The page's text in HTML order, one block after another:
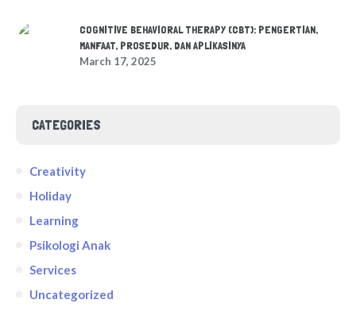
COGNITIVE BEHAVIORAL THERAPY (CBT): PENGERTIAN,
MANFAAT, PROSEDUR, DAN APLIKASINYA
March 17, 2025
CATEGORIES
Creativity
Holiday
Learning
Psikologi Anak
Services
Uncategorized